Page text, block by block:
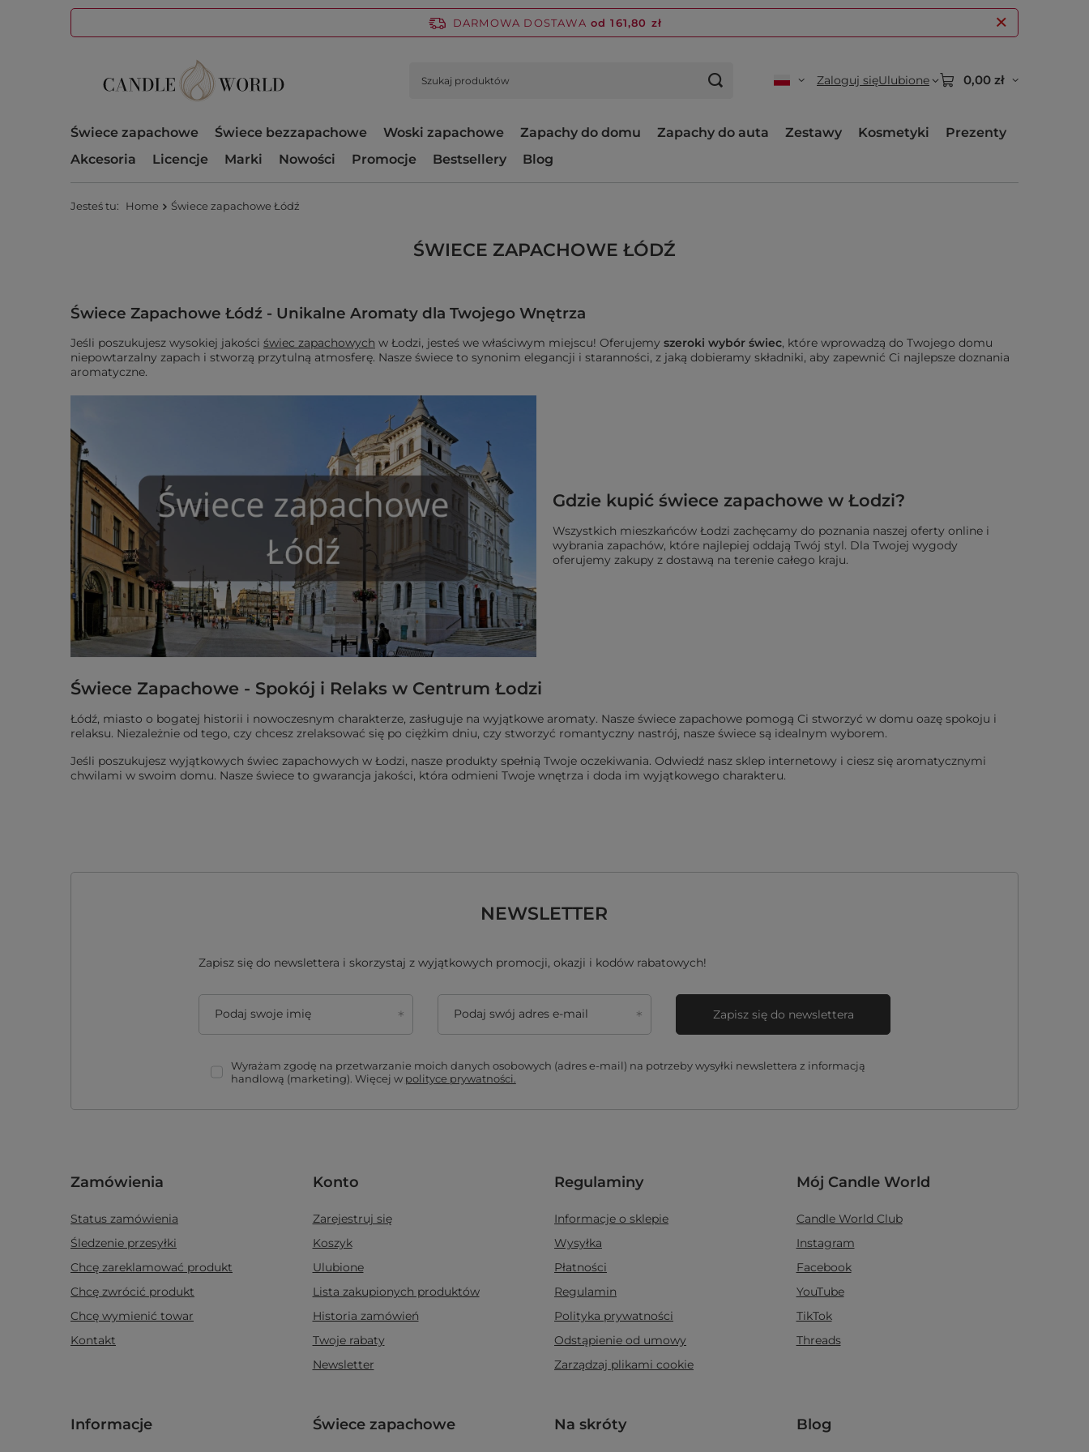
DARMOWA DOSTAWA od 161,80 zł
Zaloguj sięUlubione 0,00 zł
Świece zapachowe Świece bezzapachowe Woski zapachowe Zapachy do domu Zapachy do auta Zestawy Kosmetyki
Prezenty
Akcesoria
Licencje Marki Nowości Promocje Bestsellery Blog
Jesteś tu: Home Świece zapachowe Łódź
ŚWIECE ZAPACHOWE ŁÓDŹ
Świece Zapachowe Łódź - Unikalne Aromaty dla Twojego Wnętrza
Jeśli poszukujesz wysokiej jakości świec zapachowych w Łodzi, jesteś we właściwym miejscu! Oferujemy szeroki wybór świec, które wprowadzą do Twojego domu
niepowtarzalny zapach i stworzą przytulną atmosferę. Nasze świece to synonim elegancji i staranności, z jaką dobieramy składniki, aby zapewnić Ci najlepsze doznania
aromatyczne.
Gdzie kupić świece zapachowe w Łodzi?
Wszystkich mieszkańców Łodzi zachęcamy do poznania naszej oferty online i
wybrania zapachów, które najlepiej oddają Twój styl. Dla Twojej wygody
oferujemy zakupy z dostawą na terenie całego kraju.
Świece Zapachowe - Spokój i Relaks w Centrum Łodzi
Łódź, miasto o bogatej historii i nowoczesnym charakterze, zasługuje na wyjątkowe aromaty. Nasze świece zapachowe pomogą Ci stworzyć w domu oazę spokoju i
relaksu. Niezależnie od tego, czy chcesz zrelaksować się po ciężkim dniu, czy stworzyć romantyczny nastrój, nasze świece są idealnym wyborem.
Jeśli poszukujesz wyjątkowych świec zapachowych w Łodzi, nasze produkty spełnią Twoje oczekiwania. Odwiedź nasz sklep internetowy i ciesz się aromatycznymi
chwilami w swoim domu. Nasze świece to gwarancja jakości, która odmieni Twoje wnętrza i doda im wyjątkowego charakteru.
NEWSLETTER
Zapisz się do newslettera i skorzystaj z wyjątkowych promocji, okazji i kodów rabatowych!
Podaj swoje imię Podaj swój adres e-mail
Wyrażam zgodę na przetwarzanie moich danych osobowych (adres e-mail) na potrzeby wysyłki newslettera z informacją
handlową (marketing). Więcej w polityce prywatności.
Zapisz się do newslettera
Zamówienia
Status zamówienia
Śledzenie przesyłki
Chcę zareklamować produkt
Chcę zwrócić produkt
Chcę wymienić towar
Kontakt
Konto
Zarejestruj się
Koszyk
Ulubione
Lista zakupionych produktów
Historia zamówień
Twoje rabaty
Newsletter
Regulaminy
Informacje o sklepie
Wysyłka
Płatności
Regulamin
Polityka prywatności
Odstąpienie od umowy
Zarządzaj plikami cookie
Mój Candle World
Candle World Club
Instagram
Facebook
YouTube
TikTok
Threads
Informacje Świece zapachowe Na skróty Blog